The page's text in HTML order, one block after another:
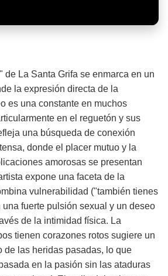
reproducción
de La Santa Grifa se enmarca en un
la expresión directa de la
es una constante en muchos
en el reguetón y sus
una búsqueda de conexión
donde el placer mutuo y la
amorosas se presentan
expone una faceta de la
vulnerabilidad ("también tienes
una fuerte pulsión sexual y un deseo
de la intimidad física. La
tienen corazones rotos sugiere un
de las heridas pasadas, lo que
en la pasión sin las ataduras